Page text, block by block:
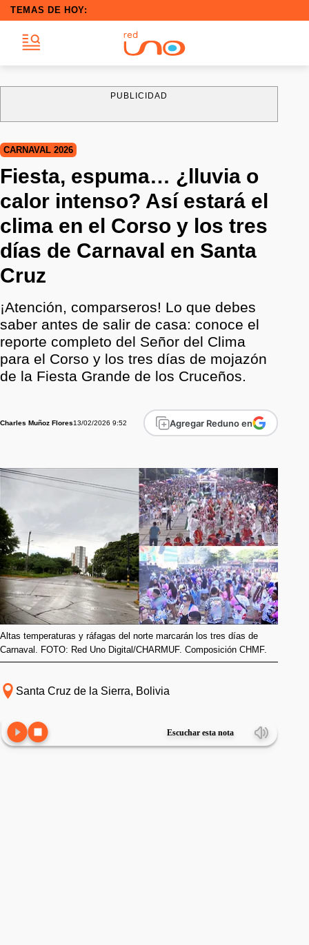
TEMAS DE HOY:
PUBLICIDAD
CARNAVAL 2026
Fiesta, espuma… ¿lluvia o
calor intenso? Así estará el
clima en el Corso y los tres
días de Carnaval en Santa
Cruz
¡Atención, comparseros! Lo que debes
saber antes de salir de casa: conoce el
reporte completo del Señor del Clima
para el Corso y los tres días de mojazón
de la Fiesta Grande de los Cruceños.
Charles Muñoz Flores13/02/2026 9:52 Agregar Reduno en
Altas temperaturas y ráfagas del norte marcarán los tres días de
Carnaval. FOTO: Red Uno Digital/CHARMUF. Composición CHMF.
Santa Cruz de la Sierra, Bolivia
Escuchar esta nota